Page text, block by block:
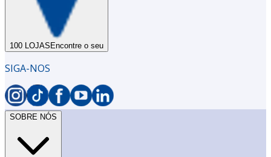
100 LOJAS Encontre o seu
SIGA-NOS
SOBRE NÓS